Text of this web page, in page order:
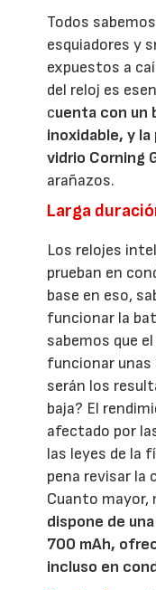
Todos
esquiadores y
expuestos a
del reloj es
cuenta con un
inoxidable, y
vidrio Corning
arañazos.
Larga
Los relojes
prueban en
base en eso,
funcionar la
sabemos que
funcionar unas
serán los
baja? El
afectado por
las leyes de la
pena revisar la
Cuanto mayor,
dispone de
700 mAh,
incluso en